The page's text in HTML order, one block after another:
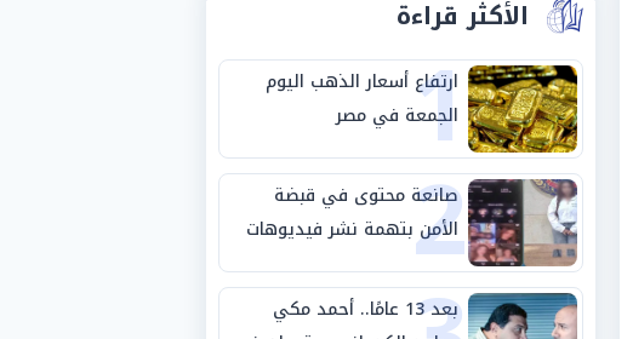
الأكثر قراءة
1
ارتفاع أسعار الذهب اليوم
الجمعة في مصر
2
صانعة محتوى في قبضة
الأمن بتهمة نشر فيديوهات
خادشة للحياء
بعد 13 عامًا.. أحمد مكي